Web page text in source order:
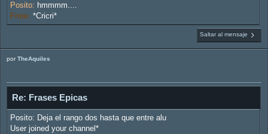
Posito: hmmmm....
Frote: *Cricri*
Saltar al mensaje
porTheAquiles
Re: Frases Epicas
Posito: Deja el rango dos hasta que entre alu
User joined your channel*